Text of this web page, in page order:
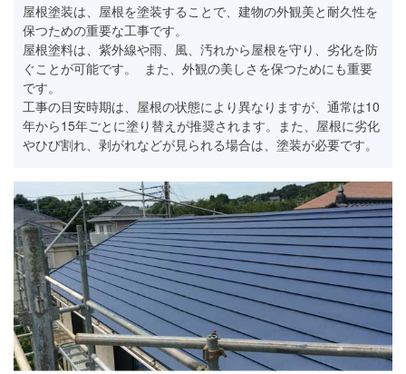
屋根塗装は、屋根を塗装することで、建物の外観美と耐久性を
保つための重要な工事です。
屋根塗料は、紫外線や雨、風、汚れから屋根を守り、劣化を防
ぐことが可能です。 また、外観の美しさを保つためにも重要
です。
工事の目安時期は、屋根の状態により異なりますが、通常は10
年から15年ごとに塗り替えが推奨されます。また、屋根に劣化
やひび割れ、剥がれなどが見られる場合は、塗装が必要です。